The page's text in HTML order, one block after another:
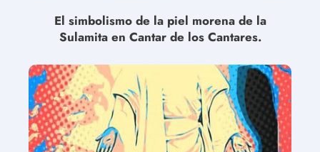
El simbolismo de la piel morena de la
Sulamita en Cantar de los Cantares.